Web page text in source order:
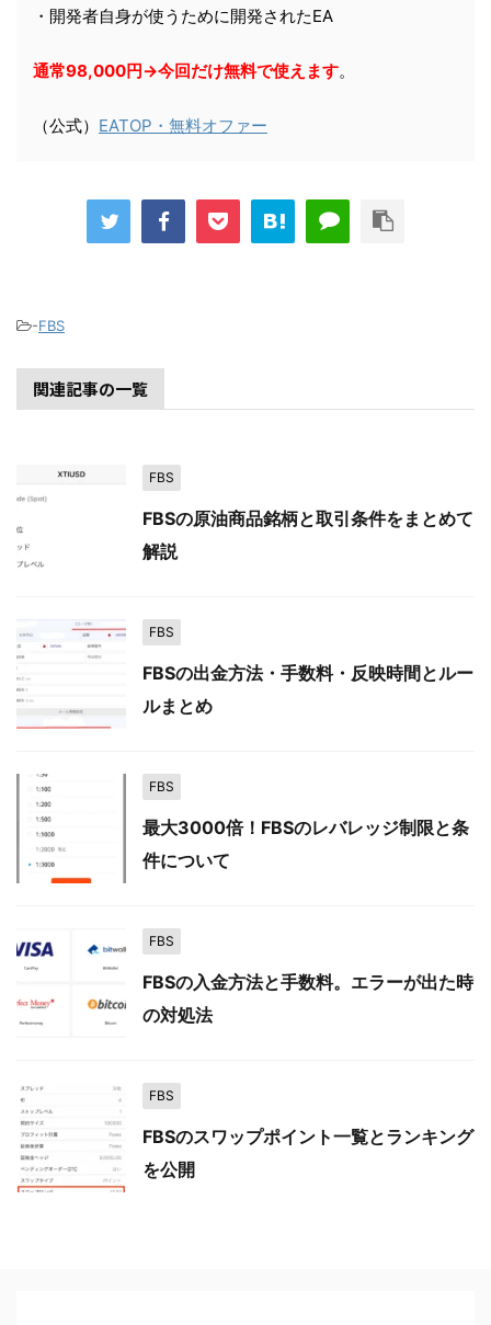
・開発者自身が使うために開発されたEA
通常98,000円→今回だけ無料で使えます。
（公式） EATOP・無料オファー
-FBS
関連記事の一覧
FBS
FBSの原油商品銘柄と取引条件をまとめて
解説
FBS
FBSの出金方法・手数料・反映時間とルー
ルまとめ
FBS
最大3000倍！FBSのレバレッジ制限と条
件について
FBS
FBSの入金方法と手数料。エラーが出た時
の対処法
FBS
FBSのスワップポイント一覧とランキング
を公開